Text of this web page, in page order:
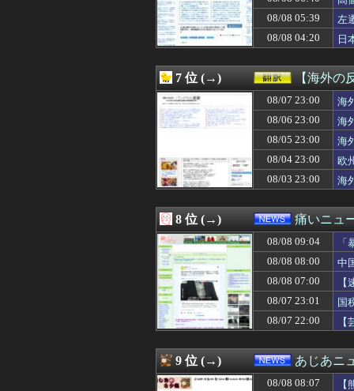
08/08 08:35
葬儀屋「火葬プ
08/08 08:34
【動画】トー横
08/08 08:33
【ｼｺ画像】バニ
08/08 08:30
【原神】サンド
08/08 08:30
【動画あり】常
08/08 08:30
井上和さんと菅
08/08 08:30
【Vtuber】本日
08/08 08:30
◆悲報◆田嶋幸三
日本ハム・新庄
08/08 08:30
【サッカー】G
08/08 08:30
【物議】6人で
08/08 08:30
「地球の生物量
08/08 08:30
謎の勢力「AI発
08/08 08:29
ＡママがＢにプ
08/08 08:29
メイドインアビ
08/08 08:29
税務署員1億円
08/08 08:28
【悲報】太鼓の
08/08 08:25
マッサージ店で
08/08 08:25
【江別大学生リ
08/08 08:25
【悲報】女さん
08/08 08:25
昔のMMORPG
08/08 08:23
【画像】日本っ
08/08 08:20
【画像】顔20点
08/08 08:20
送る理由なんて
08/08 05:39
左
08/08 04:20
日
7 位 (→) 【海外
08/07 23:00
海
08/06 23:00
海
08/05 23:00
海
08/04 23:00
欧
08/03 23:00
海
8 位 (→) 痛いニュ
08/08 09:04
08/08 08:00
中
08/08 07:00
決
08/07 23:01
国
08/07 22:00
9 位 (→) あじあニ
08/08 08:07